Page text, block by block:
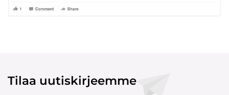
Tilaa uutiskirjeemme